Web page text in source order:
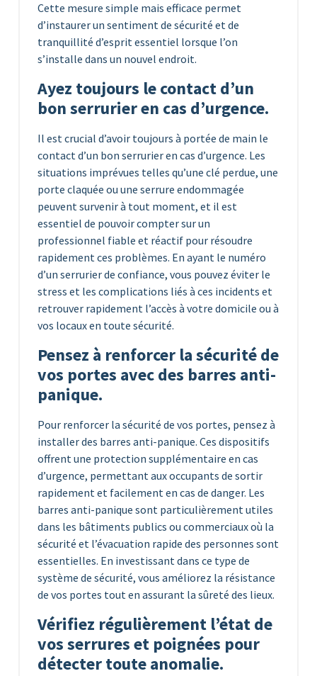
Cette mesure simple mais efficace permet
d’instaurer un sentiment de sécurité et de
tranquillité d’esprit essentiel lorsque l’on
s’installe dans un nouvel endroit.
Ayez toujours le contact d’un
bon serrurier en cas d’urgence.
Il est crucial d’avoir toujours à portée de main le
contact d’un bon serrurier en cas d’urgence. Les
situations imprévues telles qu’une clé perdue, une
porte claquée ou une serrure endommagée
peuvent survenir à tout moment, et il est
essentiel de pouvoir compter sur un
professionnel fiable et réactif pour résoudre
rapidement ces problèmes. En ayant le numéro
d’un serrurier de confiance, vous pouvez éviter le
stress et les complications liés à ces incidents et
retrouver rapidement l’accès à votre domicile ou à
vos locaux en toute sécurité.
Pensez à renforcer la sécurité de
vos portes avec des barres anti-
panique.
Pour renforcer la sécurité de vos portes, pensez à
installer des barres anti-panique. Ces dispositifs
offrent une protection supplémentaire en cas
d’urgence, permettant aux occupants de sortir
rapidement et facilement en cas de danger. Les
barres anti-panique sont particulièrement utiles
dans les bâtiments publics ou commerciaux où la
sécurité et l’évacuation rapide des personnes sont
essentielles. En investissant dans ce type de
système de sécurité, vous améliorez la résistance
de vos portes tout en assurant la sûreté des lieux.
Vérifiez régulièrement l’état de
vos serrures et poignées pour
détecter toute anomalie.